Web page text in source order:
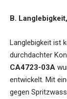
B.
Langlebigkeit ist
durchdachter
CA4723-03A
entwickelt. Mit
gegen